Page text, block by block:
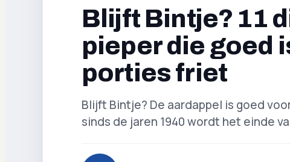
Blijft Bintje? 11
pieper die goed
porties friet
Blijft Bintje? De aardappel is goed
sinds de jaren 1940 wordt het einde